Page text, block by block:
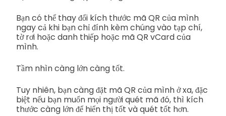
Bạn có thể thay đổi kích thước mã QR của mình
ngay cả khi bạn chỉ đính kèm chúng vào tạp chí,
tờ rơi hoặc danh thiếp hoặc mã QR vCard của
mình.
Tầm nhìn càng lớn càng tốt.
Tuy nhiên, bạn càng đặt mã QR của mình ở xa, đặc
biệt nếu bạn muốn mọi người quét mã đó, thì kích
thước càng lớn để hiển thị tốt và quét tốt hơn.